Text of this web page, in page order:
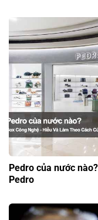
Pedro của nước
Pedro